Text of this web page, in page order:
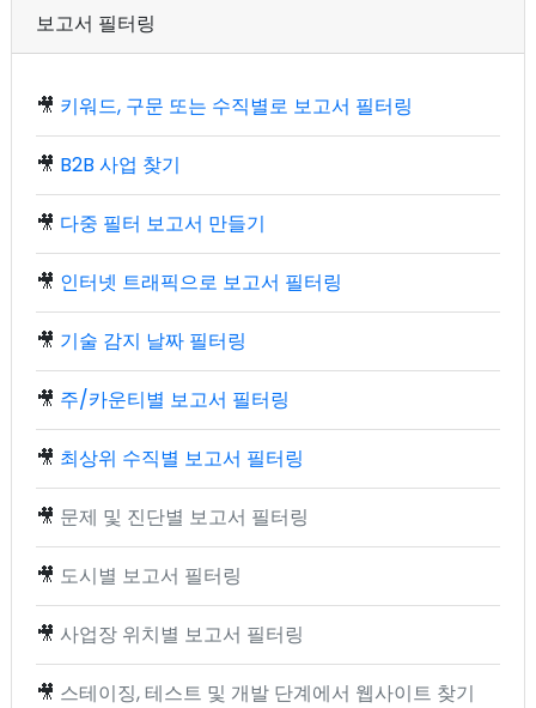
보고서 필터링
🎥 키워드, 구문 또는 수직별로 보고서 필터링
🎥 B2B 사업 찾기
🎥 다중 필터 보고서 만들기
🎥 인터넷 트래픽으로 보고서 필터링
🎥 기술 감지 날짜 필터링
🎥 주/카운티별 보고서 필터링
🎥 최상위 수직별 보고서 필터링
🎥 문제 및 진단별 보고서 필터링
🎥 도시별 보고서 필터링
🎥 사업장 위치별 보고서 필터링
🎥 스테이징, 테스트 및 개발 단계에서 웹사이트 찾기